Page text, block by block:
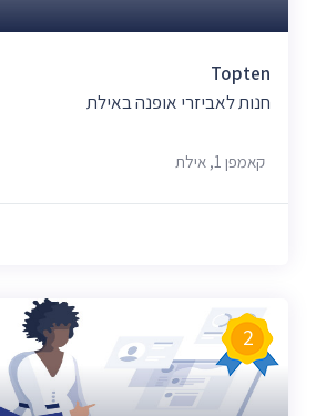
Topten
חנות לאביזרי אופנה באילת
קאמפן 1, אילת
2